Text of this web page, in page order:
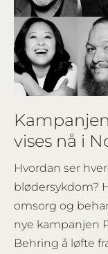
vises nå i
Hvordan ser
blødersykdom?
omsorg og
nye kampanjen
Behring å løfte